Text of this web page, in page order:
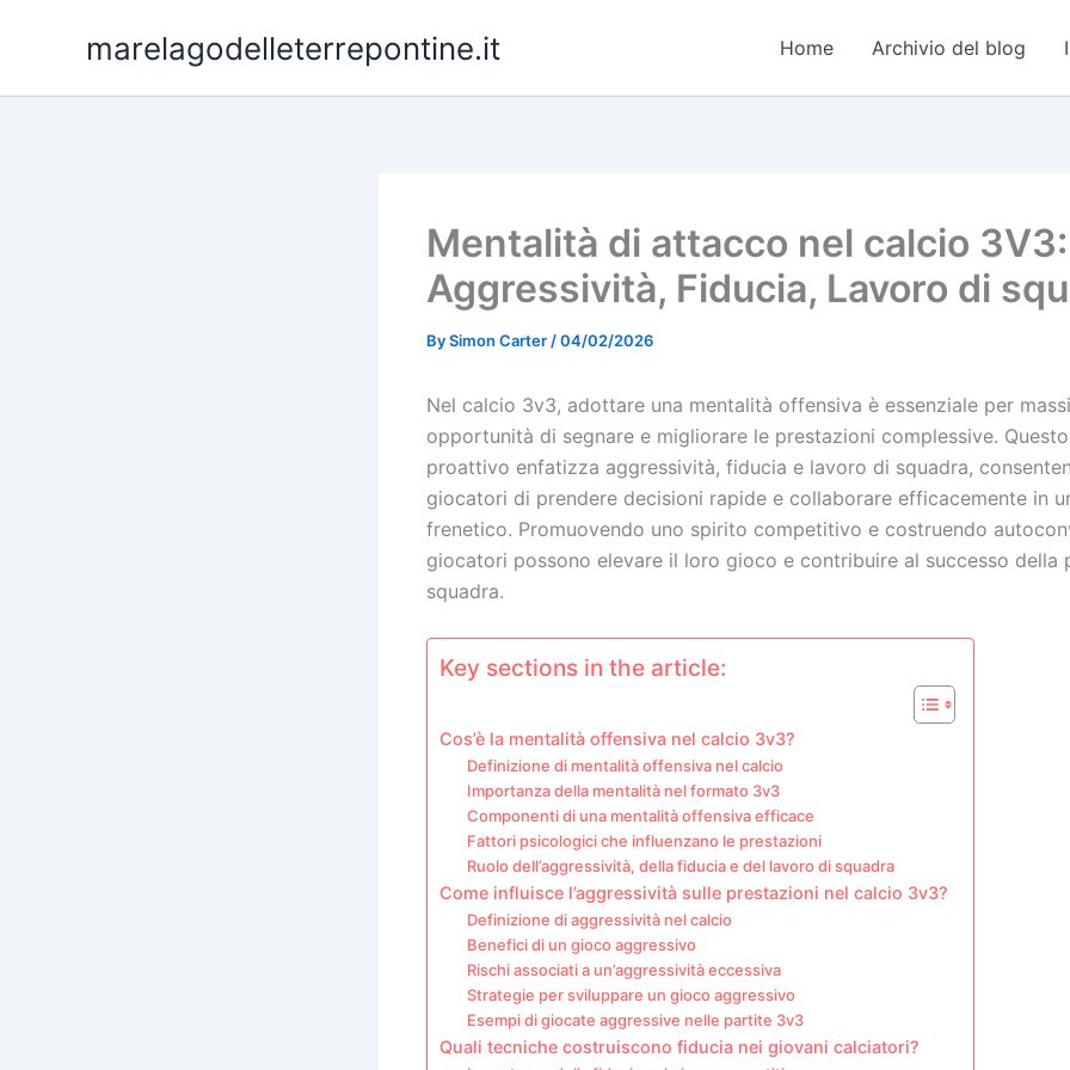
marelagodelleterrepontine.it Home Archivio del blog
Mentalità di attacco nel calcio 3V3:
Aggressività, Fiducia, Lavoro di
BySimon Carter /04/02/2026
Nel calcio 3v3, adottare una mentalità offensiva è essenziale per
opportunità di segnare e migliorare le prestazioni complessive.
proattivo enfatizza aggressività, fiducia e lavoro di squadra,
giocatori di prendere decisioni rapide e collaborare efficacemente in
frenetico. Promuovendo uno spirito competitivo e costruendo
giocatori possono elevare il loro gioco e contribuire al successo della
squadra.
Key sections in the article:
Cos’è la mentalità offensiva nel calcio 3v3?
Definizione di mentalità offensiva nel calcio
Importanza della mentalità nel formato 3v3
Componenti di una mentalità offensiva efficace
Fattori psicologici che influenzano le prestazioni
Ruolo dell’aggressività, della fiducia e del lavoro di squadra
Come influisce l’aggressività sulle prestazioni nel calcio 3v3?
Definizione di aggressività nel calcio
Benefici di un gioco aggressivo
Rischi associati a un’aggressività eccessiva
Strategie per sviluppare un gioco aggressivo
Esempi di giocate aggressive nelle partite 3v3
Quali tecniche costruiscono fiducia nei giovani calciatori?